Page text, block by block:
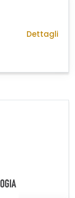
Dettagli